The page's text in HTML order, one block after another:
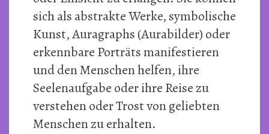
sich als abstrakte Werke, symbolische
Kunst, Auragraphs (Aurabilder) oder
erkennbare Porträts manifestieren
und den Menschen helfen, ihre
Seelenaufgabe oder ihre Reise zu
verstehen oder Trost von geliebten
Menschen zu erhalten.